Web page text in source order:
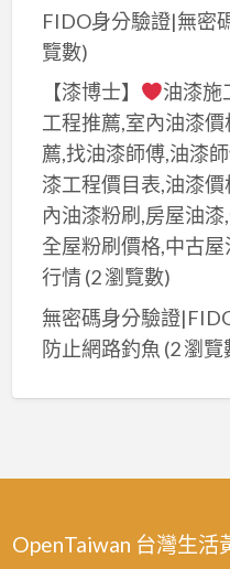
FIDO身分驗證|無密
覽數)
【漆博士】
油漆施
工程推薦,室內油漆
薦,找油漆師傅,油漆
漆工程價目表,油漆
內油漆粉刷,房屋油
全屋粉刷價格,中古
行情(2 瀏覽數)
無密碼身分驗證
防止網路釣魚 (2 瀏覽
OpenTaiwan 台灣生活